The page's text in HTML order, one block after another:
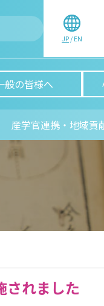
JP/EN
般の皆様へ
産学官連携・地域貢
されました